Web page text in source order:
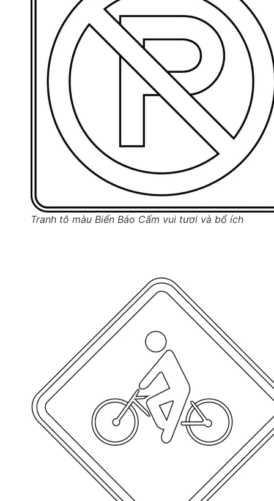
Tranh tô màu Biển Báo Cấm vui tươi và bổ ích